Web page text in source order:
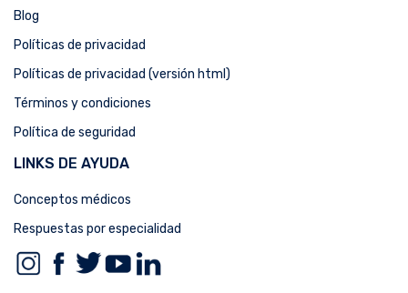
Blog
Políticas de privacidad
Políticas de privacidad (versión html)
Términos y condiciones
Política de seguridad
LINKS DE AYUDA
Conceptos médicos
Respuestas por especialidad